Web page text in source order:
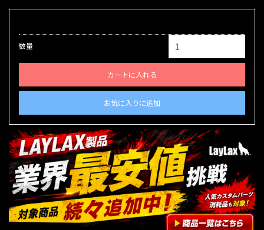
数量
カートに入れる
お気に入りに追加